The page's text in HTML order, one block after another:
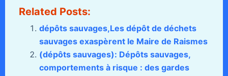
Related Posts:
dépôts sauvages,Les dépôt de déchets
sauvages exaspèrent le Maire de Raismes
(dépôts sauvages): Dépôts sauvages,
comportements à risque : des gardes